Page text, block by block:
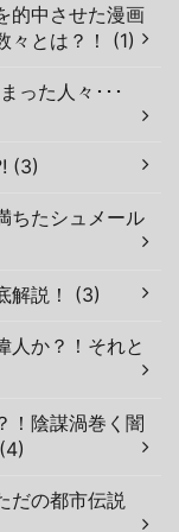
的中させた漫画
々とは？！ (1)
った人々･･･
(3)
ちたシュメール
解説！ (3)
人か？！それと
！陰謀渦巻く闇
だの都市伝説